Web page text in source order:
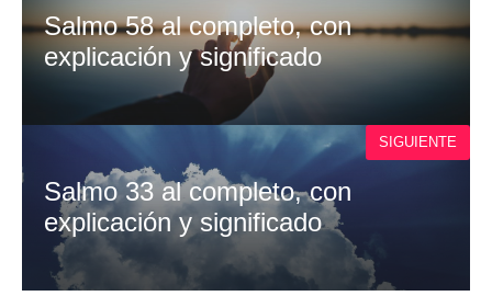
Salmo 58 al completo, con
explicación y significado
Salmo 33 al completo, con
explicación y significado
SIGUIENTE